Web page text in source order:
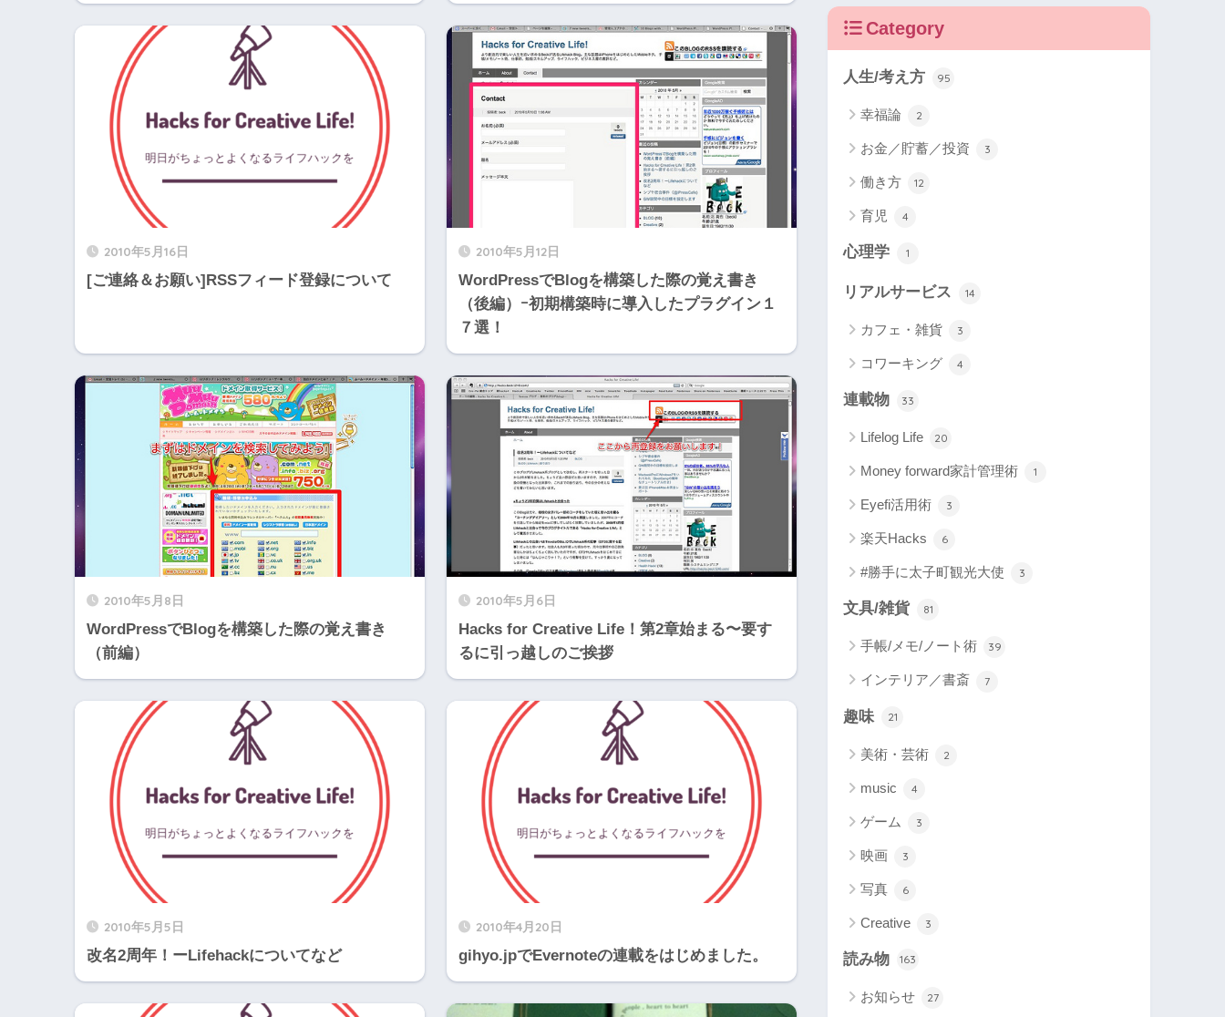
2010年5月16日
[ご連絡＆お願い]RSSフィード登録について
2010年5月12日
WordPressでBlogを構築した際の覚え書き
（後編）ｰ初期構築時に導入したプラグイン１
７選！
2010年5月8日
WordPressでBlogを構築した際の覚え書き
（前編）
2010年5月6日
Hacks for Creative Life！第2章始まる〜要す
るに引っ越しのご挨拶
2010年5月5日
改名2周年！ーLifehackについてなど
2010年4月20日
gihyo.jpでEvernoteの連載をはじめました。
Category
人生/考え方 95
幸福論 2
お金／貯蓄／投資 3
働き方 12
育児 4
心理学 1
リアルサービス 14
カフェ・雑貨 3
コワーキング 4
連載物 33
Lifelog Life 20
Money forward家計管理術 1
Eyefi活用術 3
楽天Hacks 6
#勝手に太子町観光大使 3
文具/雑貨 81
手帳/メモ/ノート術 39
インテリア／書斎 7
趣味 21
美術・芸術 2
music 4
ゲーム 3
映画 3
写真 6
Creative 3
読み物 163
お知らせ 27